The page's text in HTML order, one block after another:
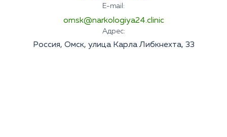
E-mail:
omsk@narkologiya24.clinic
Адрес:
Россия, Омск, улица Карла Либкнехта, 33